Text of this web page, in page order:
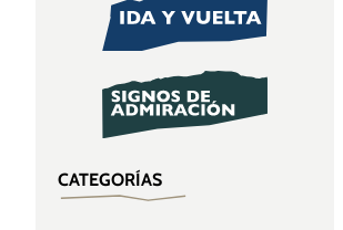
CATEGORÍAS